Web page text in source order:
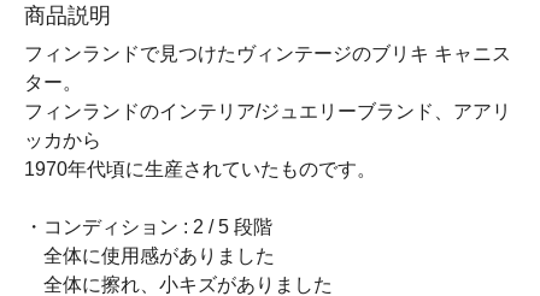
商品説明
フィンランドで見つけたヴィンテージのブリキ キャニス
ター。
フィンランドのインテリア/ジュエリーブランド、アアリ
ッカから
1970年代頃に生産されていたものです。
・コンディション : 2 / 5 段階
全体に使用感がありました
全体に擦れ、小キズがありました